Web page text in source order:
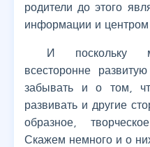
родители до этого
информации и центром
И поскольку
всесторонне
забывать и о том,
развивать и другие
образное,
Скажем немного и о